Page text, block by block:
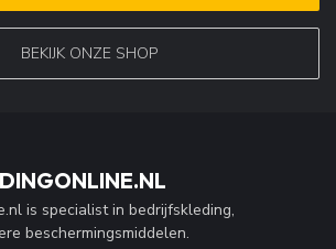
BEKIJK ONZE SHOP
is specialist in bedrijfskleding,
beschermingsmiddelen.